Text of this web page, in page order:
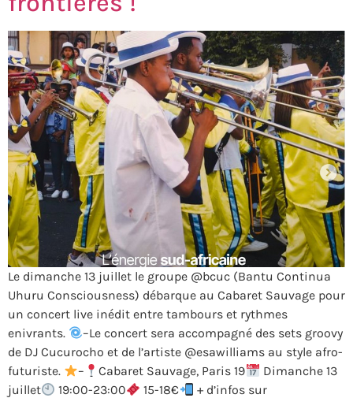
Le dimanche 13 juillet le groupe @bcuc (Bantu Continua
Uhuru Consciousness) débarque au Cabaret Sauvage pour
un concert live inédit entre tambours et rythmes
enivrants.
–Le concert sera accompagné des sets groovy
de DJ Cucurocho et de l’artiste @esawilliams au style afro-
futuriste.
– Cabaret Sauvage, Paris 19
Dimanche 13
juillet
19:00-23:00 15-18€
+ d’infos sur